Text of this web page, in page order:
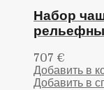
Набор
707 €
Добавить в
Добавить в